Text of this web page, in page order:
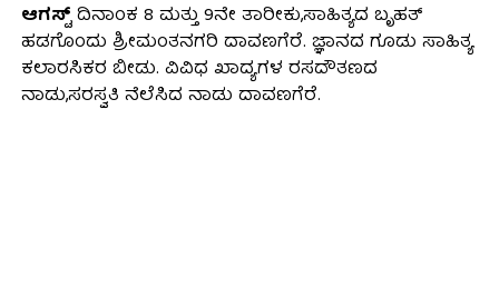
ಆಗಸ್ಟ್ದಿನಾಂಕ 8 ಮತ್ತು 9ನೇ ತಾರೀಕು,ಸಾಹಿತ್ಯದ ಬೃಹತ್
ಹಡಗೊಂದು ಶ್ರೀಮಂತನಗರಿ ದಾವಣಗೆರೆ. ಜ್ಞಾನದ ಗೂಡು ಸಾಹಿತ್ಯ
ಕಲಾರಸಿಕರ ಬೀಡು. ವಿವಿಧ ಖಾದ್ಯಗಳ ರಸದೌತಣದ
ನಾಡು,ಸರಸ್ವತಿ ನೆಲೆಸಿದ ನಾಡು ದಾವಣಗೆರೆ.